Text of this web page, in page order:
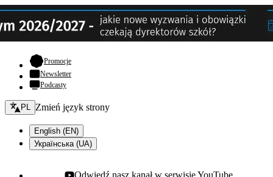
Promocje- otwiera się w nowej karcie
Newsletter
Podcasty
Zmień język - bieżący:
PL Zmień język strony
English (EN)
Українська (UA)
Odwiedź nasz kanał w serwisie YouTube